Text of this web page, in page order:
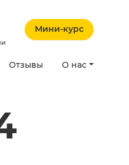
Мини-курс
Отзывы О нас